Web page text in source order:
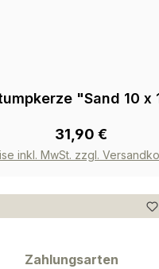
"Sand 10 x
31,90 €
inkl. MwSt. zzgl.
Zahlungsarten